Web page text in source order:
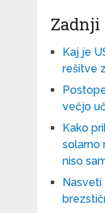
Kaj je
rešitve
večjo
Kako
solarno
niso